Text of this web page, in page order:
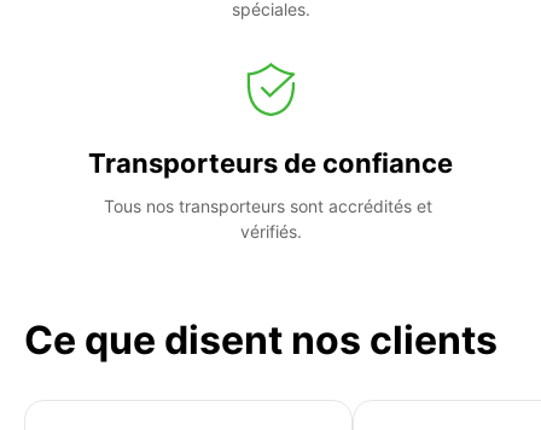
spéciales.
Transporteurs de confiance
Tous nos transporteurs sont accrédités et
vérifiés.
Ce que disent nos clients